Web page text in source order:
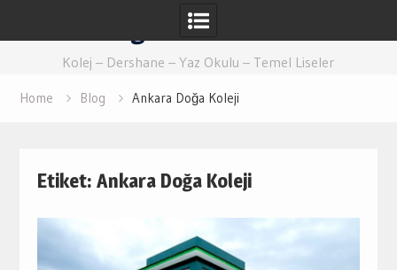
Eğitim Ankara
Kolej – Dershane – Yaz Okulu – Temel Liseler
Home Blog Ankara Doğa Koleji
Etiket: Ankara Doğa Koleji